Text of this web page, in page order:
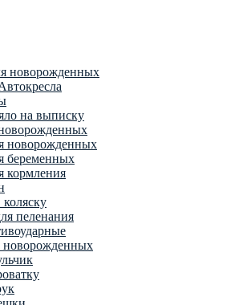
новорожденных
на выписку
новорожденных
беременных
кормления
пеленания
новорожденных